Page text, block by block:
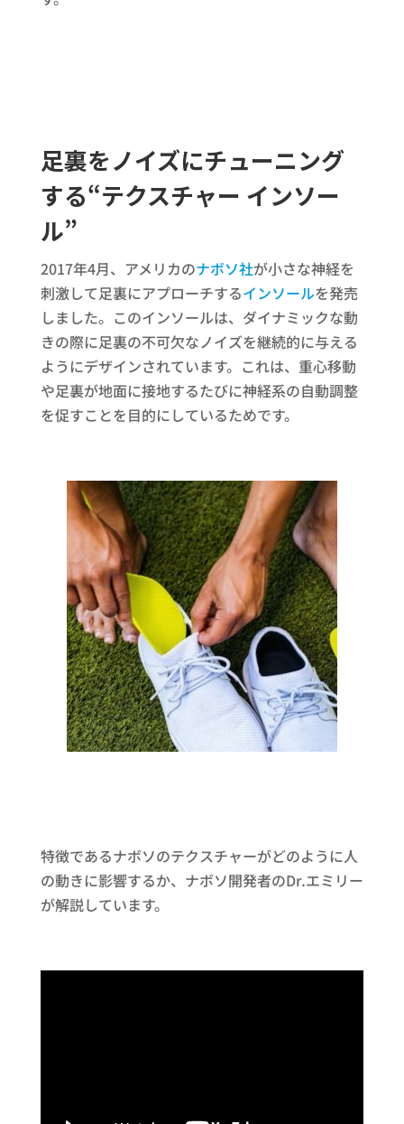
足裏をノイズにチューニング
する“テクスチャー インソー
ル”
2017年4月、アメリカのナボソ社が小さな神経を
刺激して足裏にアプローチするインソールを発売
しました。このインソールは、ダイナミックな動
きの際に足裏の不可欠なノイズを継続的に与える
ようにデザインされています。これは、重心移動
や足裏が地面に接地するたびに神経系の自動調整
を促すことを目的にしているためです。
特徴であるナボソのテクスチャーがどのように人
の動きに影響するか、ナボソ開発者のDr.エミリー
が解説しています。